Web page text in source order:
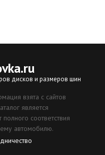
.ru
дисков и размеров шин
взята с сайтов
является
соответствия
автомобилю.